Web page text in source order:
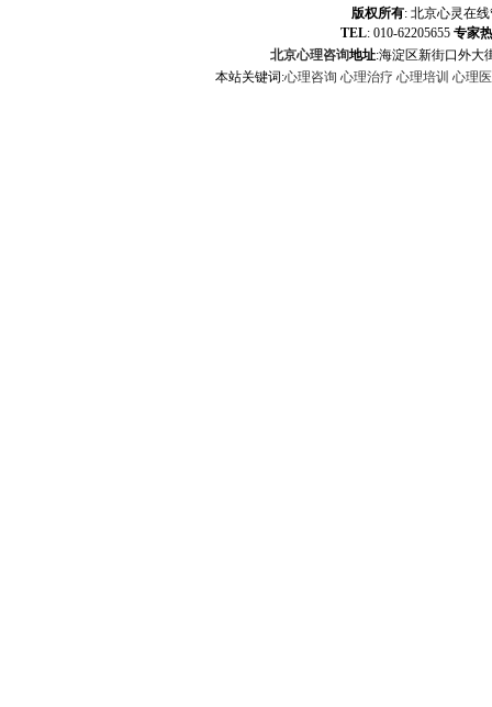
版权所有: 北京心灵在
TEL: 010-62205655 专家
北京心理咨询地址:海淀区新街口外大
本站关键词:心理咨询 心理治疗 心理培训 心理